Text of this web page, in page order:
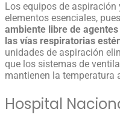
Los equipos de
elementos esenciales,
ambiente libre de
las vías respiratorias
unidades de aspiración
que los sistemas de
mantienen la temperatura
Hospital